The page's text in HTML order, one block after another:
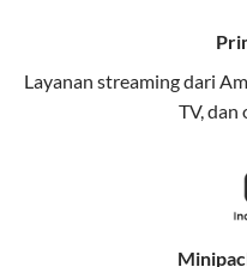
Nikmati kecepatan
streaming, gaming, dan
Memudahkan Anda
meningkatkan
Kuota Keluarga
Layanan streaming dari
TV, dan